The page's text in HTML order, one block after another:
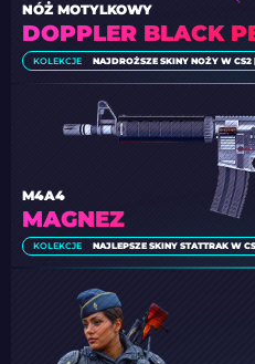
DOPPLER BLACK
NÓŻ MOTYLKOWY
KOLEKCJE NAJDROŻSZE SKINY NOŻY W
MAGNEZ
M4A4
KOLEKCJE NAJLEPSZE SKINY STATTRAK W